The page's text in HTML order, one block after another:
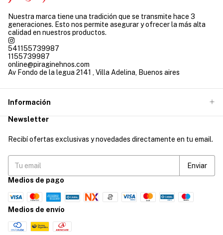
Nuestra marca tiene una tradición que se transmite hace 3
generaciones. Esto nos permite asegurar y ofrecer la más alta
calidad en nuestros productos.
541155739987
1155739987
online@piraginehnos.com
Av Fondo de la legua 2141 , Villa Adelina, Buenos aires
Información
Newsletter
Recibí ofertas exclusivas y novedades directamente en tu email.
Medios de pago
Medios de envío